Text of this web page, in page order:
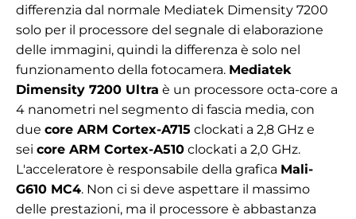
differenzia dal normale Mediatek Dimensity 7200
solo per il processore del segnale di elaborazione
delle immagini, quindi la differenza è solo nel
funzionamento della fotocamera. Mediatek
Dimensity 7200 Ultra è un processore octa-core a
4 nanometri nel segmento di fascia media, con
due core ARM Cortex-A715 clockati a 2,8 GHz e
sei core ARM Cortex-A510 clockati a 2,0 GHz.
L'acceleratore è responsabile della grafica Mali-
G610 MC4. Non ci si deve aspettare il massimo
delle prestazioni, ma il processore è abbastanza